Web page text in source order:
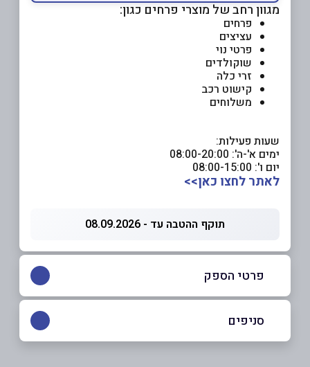
מגוון רחב של מוצרי פרחים כגון:
פרחים
עציצים
פרטי נוי
שוקולדים
זרי כלה
קישוט רכב
משלוחים
שעות פעילות:
ימים א'-ה': 08:00-20:00
יום ו': 08:00-15:00
לאתר לחצו כאן>>
תוקף ההטבה עד - 08.09.2026
פרטי הספק
סניפים